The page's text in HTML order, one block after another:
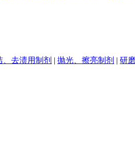
、去渍用制剂 | 抛光、擦亮制剂 | 研